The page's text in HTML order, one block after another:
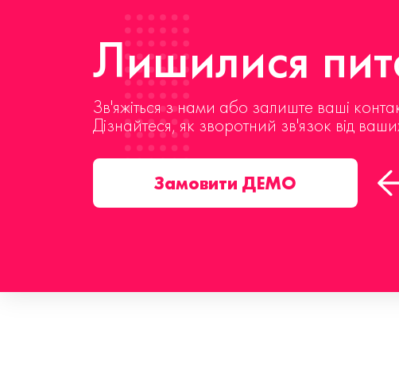
Лишилися
Зв'яжіться з нами або залиште ваші
Дізнайтеся, як зворотний зв'язок від
Замовити ДЕМО